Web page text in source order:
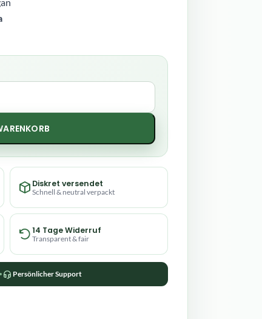
Diskret versendet
Schnell & neutral verpackt
14 Tage Widerruf
Transparent & fair
Persönlicher Support